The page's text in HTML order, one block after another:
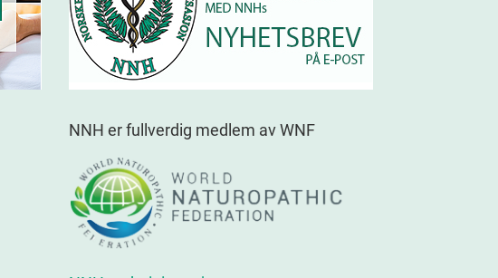
NNH er fullverdig medlem av WNF